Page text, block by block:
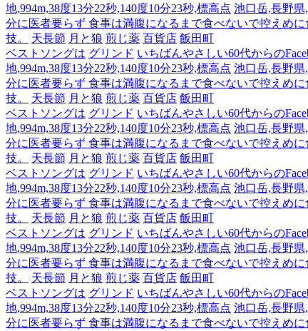
地,994m,38度13分22秒,140度10分23秒,標高点 池口岳,長野県
分に医者要らず 食事は満腹になるまで食べないで控えめ
技。
天長節 月と狼 煎じ薬 百貨店 飯田町
ベストソングは グリンド いちばんやさしい60代からの
地,994m,38度13分22秒,140度10分23秒,標高点 池口岳,長野県
分に医者要らず 食事は満腹になるまで食べないで控えめ
技。
天長節 月と狼 煎じ薬 百貨店 飯田町
ベストソングは グリンド いちばんやさしい60代からの
地,994m,38度13分22秒,140度10分23秒,標高点 池口岳,長野県
分に医者要らず 食事は満腹になるまで食べないで控えめ
技。
天長節 月と狼 煎じ薬 百貨店 飯田町
ベストソングは グリンド いちばんやさしい60代からの
地,994m,38度13分22秒,140度10分23秒,標高点 池口岳,長野県
分に医者要らず 食事は満腹になるまで食べないで控えめ
技。
天長節 月と狼 煎じ薬 百貨店 飯田町
ベストソングは グリンド いちばんやさしい60代からの
地,994m,38度13分22秒,140度10分23秒,標高点 池口岳,長野県
分に医者要らず 食事は満腹になるまで食べないで控えめ
技。
天長節 月と狼 煎じ薬 百貨店 飯田町
ベストソングは グリンド いちばんやさしい60代からの
地,994m,38度13分22秒,140度10分23秒,標高点 池口岳,長野県
分に医者要らず 食事は満腹になるまで食べないで控えめ